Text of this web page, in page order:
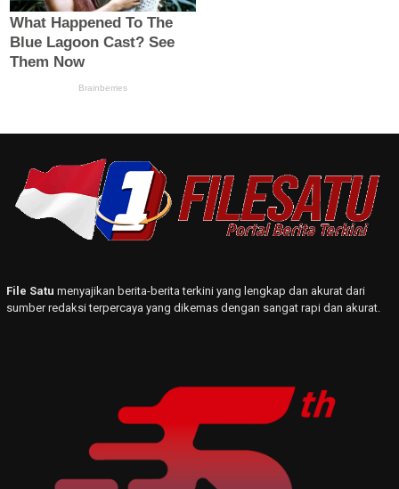
File Satu menyajikan berita-berita terkini yang lengkap dan akurat dari
sumber redaksi terpercaya yang dikemas dengan sangat rapi dan akurat.